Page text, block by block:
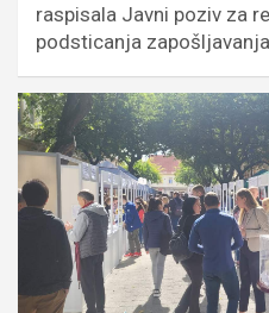
raspisala Javni poziv za
podsticanja